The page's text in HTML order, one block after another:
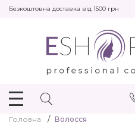
Безкоштовна доставка від 1500 грн
Головна Волосся